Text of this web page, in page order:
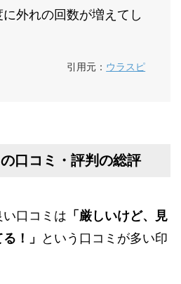
外れの回数が増えてし
引用元： ウラスピ
口コミ・評判の総評
口コミは 「厳しいけど、見
！」
という口コミが多い印